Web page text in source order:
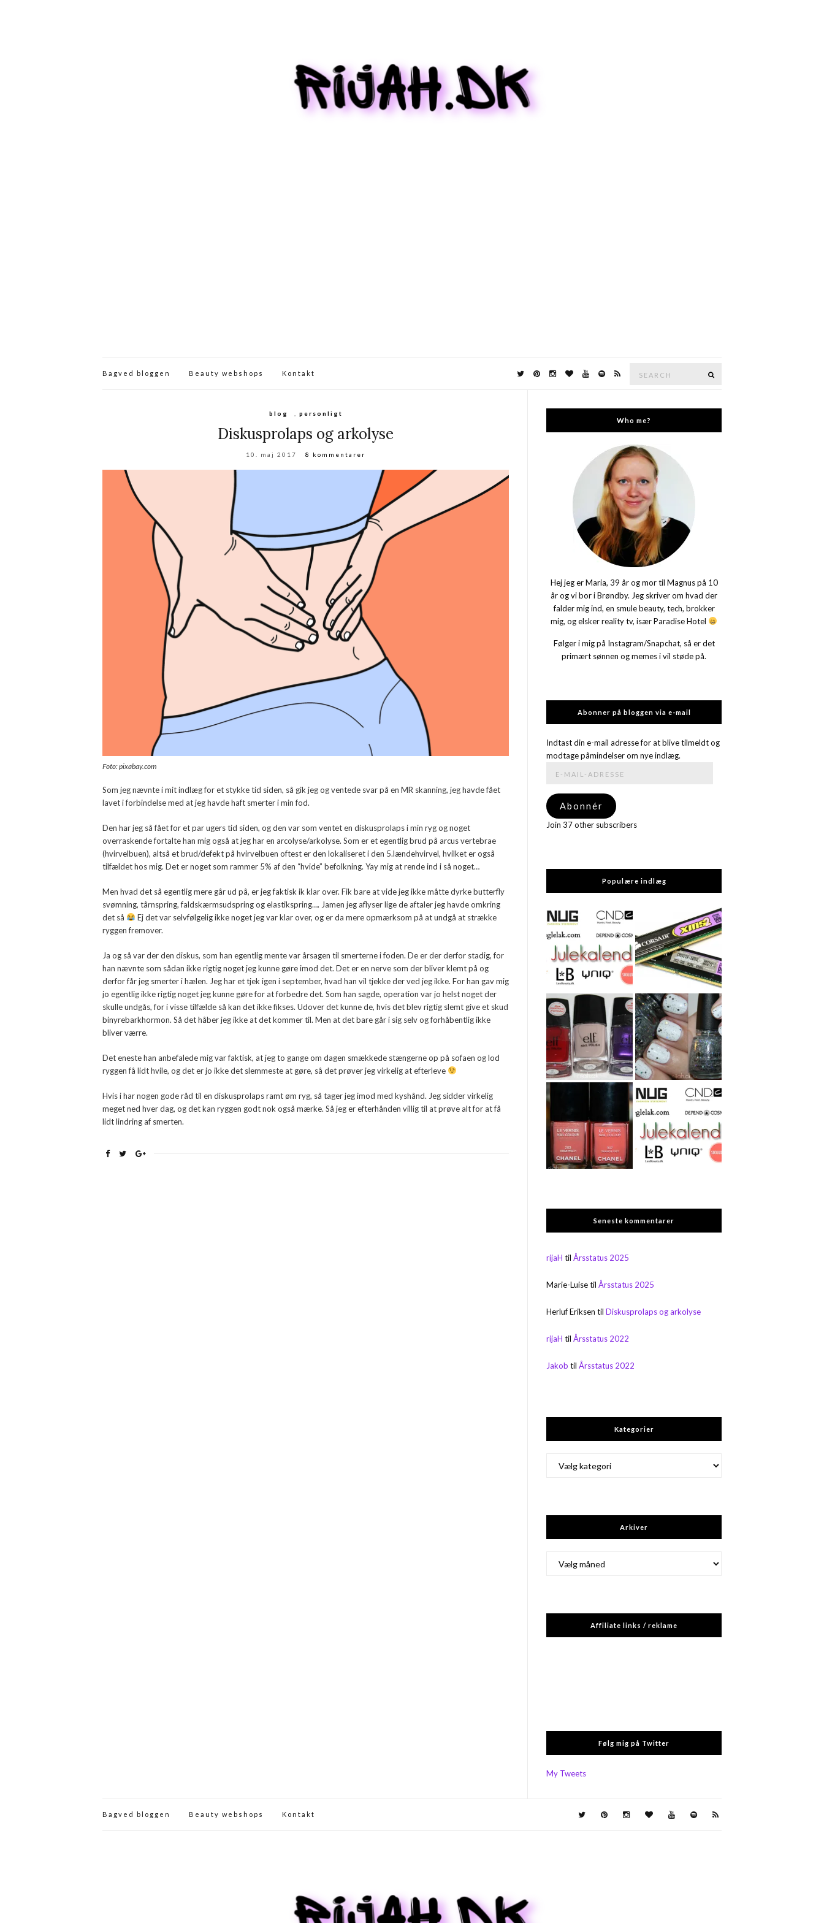
Bagved bloggen Beauty webshops Kontakt
blog personligt
Diskusprolaps og arkolyse
10. maj 2017 8 kommentarer
Foto: pixabay.com
Som jeg nævnte i mit indlæg for et stykke tid siden, så gik jeg og ventede svar på en MR skanning, jeg havde fået
lavet i forbindelse med at jeg havde haft smerter i min fod.
Den har jeg så fået for et par ugers tid siden, og den var som ventet en diskusprolaps i min ryg og noget
overraskende fortalte han mig også at jeg har en arcolyse/arkolyse. Som er et egentlig brud på arcus vertebrae
(hvirvelbuen), altså et brud/defekt på hvirvelbuen oftest er den lokaliseret i den 5.lændehvirvel, hvilket er også
tilfældet hos mig. Det er noget som rammer 5% af den “hvide” befolkning. Yay mig at rende ind i så noget…
Men hvad det så egentlig mere går ud på, er jeg faktisk ik klar over. Fik bare at vide jeg ikke måtte dyrke butterfly
svømning, tårnspring, faldskærmsudspring og elastikspring…. Jamen jeg aflyser lige de aftaler jeg havde omkring
det så
Ej det var selvfølgelig ikke noget jeg var klar over, og er da mere opmærksom på at undgå at strække
ryggen fremover.
Ja og så var der den diskus, som han egentlig mente var årsagen til smerterne i foden. De er der derfor stadig, for
han nævnte som sådan ikke rigtig noget jeg kunne gøre imod det. Det er en nerve som der bliver klemt på og
derfor får jeg smerter i hælen. Jeg har et tjek igen i september, hvad han vil tjekke der ved jeg ikke. For han gav mig
jo egentlig ikke rigtig noget jeg kunne gøre for at forbedre det. Som han sagde, operation var jo helst noget der
skulle undgås, for i visse tilfælde så kan det ikke fikses. Udover det kunne de, hvis det blev rigtig slemt give et skud
binyrebarkhormon. Så det håber jeg ikke at det kommer til. Men at det bare går i sig selv og forhåbentlig ikke
bliver værre.
Det eneste han anbefalede mig var faktisk, at jeg to gange om dagen smækkede stængerne op på sofaen og lod
ryggen få lidt hvile, og det er jo ikke det slemmeste at gøre, så det prøver jeg virkelig at efterleve
Hvis i har nogen gode råd til en diskusprolaps ramt øm ryg, så tager jeg imod med kyshånd. Jeg sidder virkelig
meget ned hver dag, og det kan ryggen godt nok også mærke. Så jeg er efterhånden villig til at prøve alt for at få
lidt lindring af smerten.
Who me?
Hej jeg er Maria, 39 år og mor til Magnus på 10
år og vi bor i Brøndby. Jeg skriver om hvad der
falder mig ind, en smule beauty, tech, brokker
mig, og elsker reality tv, især Paradise Hotel
Følger i mig på Instagram/Snapchat, så er det
primært sønnen og memes i vil støde på.
Abonner på bloggen via e-mail
Indtast din e-mail adresse for at blive tilmeldt og
modtage påmindelser om nye indlæg.
adresse
Abonnér
Join 37 other subscribers
Populære indlæg
Seneste kommentarer
rijaH tilÅrsstatus 2025
Marie-LuisetilÅrsstatus 2025
Herluf Eriksen tilDiskusprolaps og arkolyse
rijaH tilÅrsstatus 2022
Jakob tilÅrsstatus 2022
Kategorier
Arkiver
Affiliate links / reklame
Følg mig på Twitter
My Tweets
Bagved bloggen Beauty webshops Kontakt